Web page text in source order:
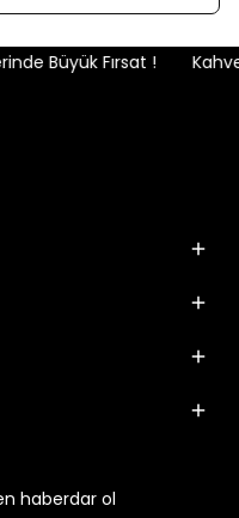
Büyük Fırsat !
haberdar ol